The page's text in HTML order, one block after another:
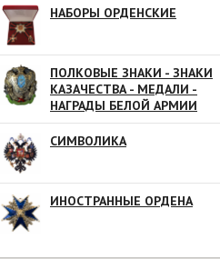
НАБОРЫ ОРДЕНСКИЕ
ПОЛКОВЫЕ ЗНАКИ - ЗНАКИ
КАЗАЧЕСТВА - МЕДАЛИ -
НАГРАДЫ БЕЛОЙ АРМИИ
СИМВОЛИКА
ИНОСТРАННЫЕ ОРДЕНА